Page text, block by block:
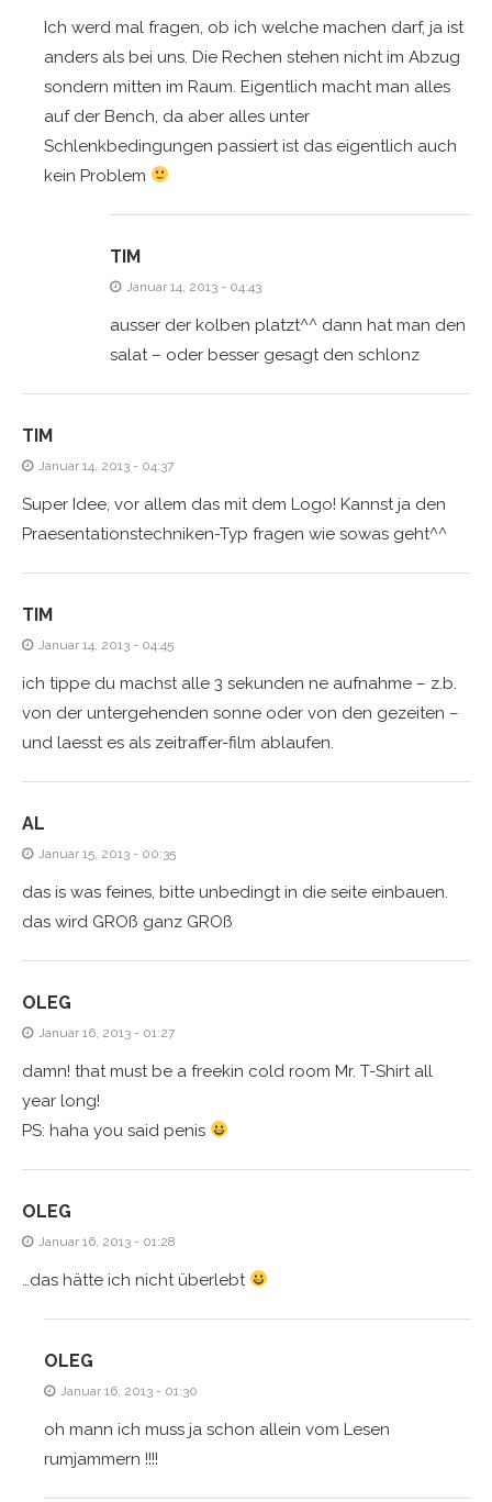
Ich werd mal fragen, ob ich welche machen darf, ja ist
anders als bei uns. Die Rechen stehen nicht im Abzug
sondern mitten im Raum. Eigentlich macht man alles
auf der Bench, da aber alles unter
Schlenkbedingungen passiert ist das eigentlich auch
kein Problem
TIM
Januar 14, 2013 - 04:43
ausser der kolben platzt^^ dann hat man den
salat – oder besser gesagt den schlonz
TIM
Januar 14, 2013 - 04:37
Super Idee, vor allem das mit dem Logo! Kannst ja den
Praesentationstechniken-Typ fragen wie sowas geht^^
TIM
Januar 14, 2013 - 04:45
ich tippe du machst alle 3 sekunden ne aufnahme – z.b.
von der untergehenden sonne oder von den gezeiten –
und laesst es als zeitraffer-film ablaufen.
AL
Januar 15, 2013 - 00:35
das is was feines, bitte unbedingt in die seite einbauen.
das wird GROß ganz GROß
OLEG
Januar 16, 2013 - 01:27
damn! that must be a freekin cold room Mr. T-Shirt all
year long!
PS: haha you said penis
OLEG
Januar 16, 2013 - 01:28
…das hätte ich nicht überlebt
OLEG
Januar 16, 2013 - 01:30
oh mann ich muss ja schon allein vom Lesen
rumjammern !!!!